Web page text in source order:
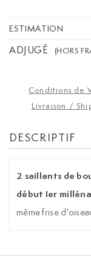
ESTIMATION
ADJUGÉ (HORS
Conditions de
Livraison /
DESCRIPTIF
2 saillants de
début Ier
même frise